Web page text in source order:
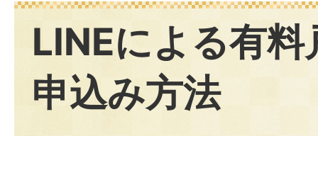
LINEによる有
申込み方法